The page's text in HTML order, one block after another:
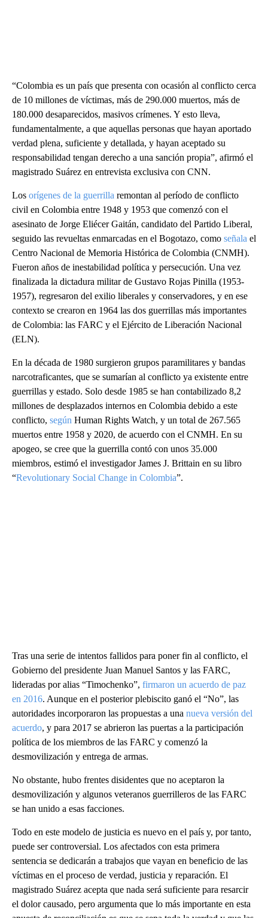
“Colombia es un país que presenta con ocasión al conflicto cerca
de 10 millones de víctimas, más de 290.000 muertos, más de
180.000 desaparecidos, masivos crímenes. Y esto lleva,
fundamentalmente, a que aquellas personas que hayan aportado
verdad plena, suficiente y detallada, y hayan aceptado su
responsabilidad tengan derecho a una sanción propia”, afirmó el
magistrado Suárez en entrevista exclusiva con CNN.
Los orígenes de la guerrilla remontan al período de conflicto
civil en Colombia entre 1948 y 1953 que comenzó con el
asesinato de Jorge Eliécer Gaitán, candidato del Partido Liberal,
seguido las revueltas enmarcadas en el Bogotazo, como señala el
Centro Nacional de Memoria Histórica de Colombia (CNMH).
Fueron años de inestabilidad política y persecución. Una vez
finalizada la dictadura militar de Gustavo Rojas Pinilla (1953-
1957), regresaron del exilio liberales y conservadores, y en ese
contexto se crearon en 1964 las dos guerrillas más importantes
de Colombia: las FARC y el Ejército de Liberación Nacional
(ELN).
En la década de 1980 surgieron grupos paramilitares y bandas
narcotraficantes, que se sumarían al conflicto ya existente entre
guerrillas y estado. Solo desde 1985 se han contabilizado 8,2
millones de desplazados internos en Colombia debido a este
conflicto, según Human Rights Watch, y un total de 267.565
muertos entre 1958 y 2020, de acuerdo con el CNMH. En su
apogeo, se cree que la guerrilla contó con unos 35.000
miembros, estimó el investigador James J. Brittain en su libro
“Revolutionary Social Change in Colombia”.
Tras una serie de intentos fallidos para poner fin al conflicto, el
Gobierno del presidente Juan Manuel Santos y las FARC,
lideradas por alias “Timochenko”, firmaron un acuerdo de paz
en 2016. Aunque en el posterior plebiscito ganó el “No”, las
autoridades incorporaron las propuestas a una nueva versión del
acuerdo, y para 2017 se abrieron las puertas a la participación
política de los miembros de las FARC y comenzó la
desmovilización y entrega de armas.
No obstante, hubo frentes disidentes que no aceptaron la
desmovilización y algunos veteranos guerrilleros de las FARC
se han unido a esas facciones.
Todo en este modelo de justicia es nuevo en el país y, por tanto,
puede ser controversial. Los afectados con esta primera
sentencia se dedicarán a trabajos que vayan en beneficio de las
víctimas en el proceso de verdad, justicia y reparación. El
magistrado Suárez acepta que nada será suficiente para resarcir
el dolor causado, pero argumenta que lo más importante en esta